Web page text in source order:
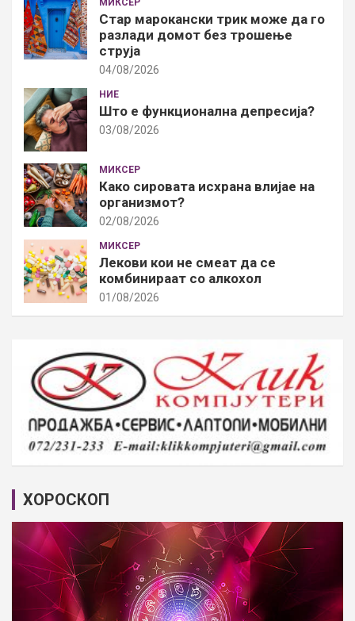
МИКСЕР
Стар марокански трик може да го
разлади домот без трошење
струја
04/08/2026
НИЕ
Што е функционална депресија?
03/08/2026
МИКСЕР
Како сировата исхрана влијае на
организмот?
02/08/2026
МИКСЕР
Лекови кои не смеат да се
комбинираат со алкохол
01/08/2026
ХОРОСКОП